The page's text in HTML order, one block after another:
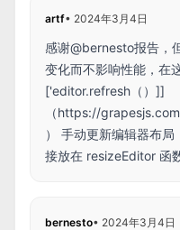
artf• 2024年3月4日
感谢@bernesto报告，
变化而不影响性能，在
['editor.refresh（）]]
（https://
）
手动更新编辑器布局
接放在 resizeEditor 函
bernesto• 2024年3月4日